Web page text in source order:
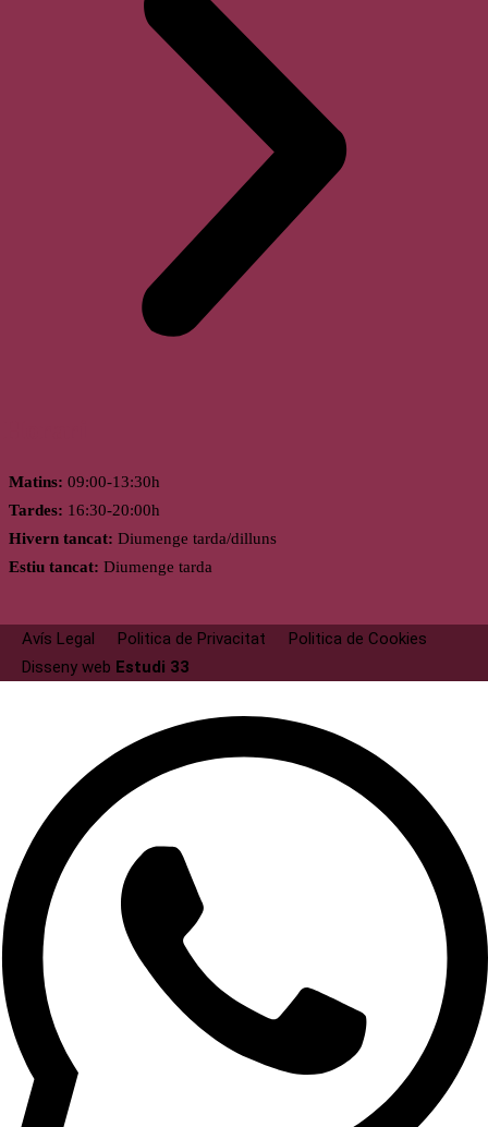
Matins: 09:00-13:30h
Tardes: 16:30-20:00h
Hivern tancat: Diumenge tarda/dilluns
Estiu tancat: Diumenge tarda
Avís Legal Politica de Privacitat
Politica de Cookies
Disseny web Estudi 33